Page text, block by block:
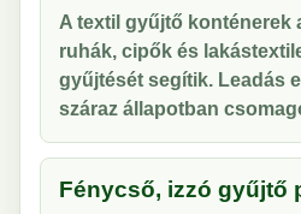
A textil gyűjtő konténerek
ruhák, cipők és
gyűjtését segítik. Leadás
száraz állapotban
Fénycső, izzó gyűjtő